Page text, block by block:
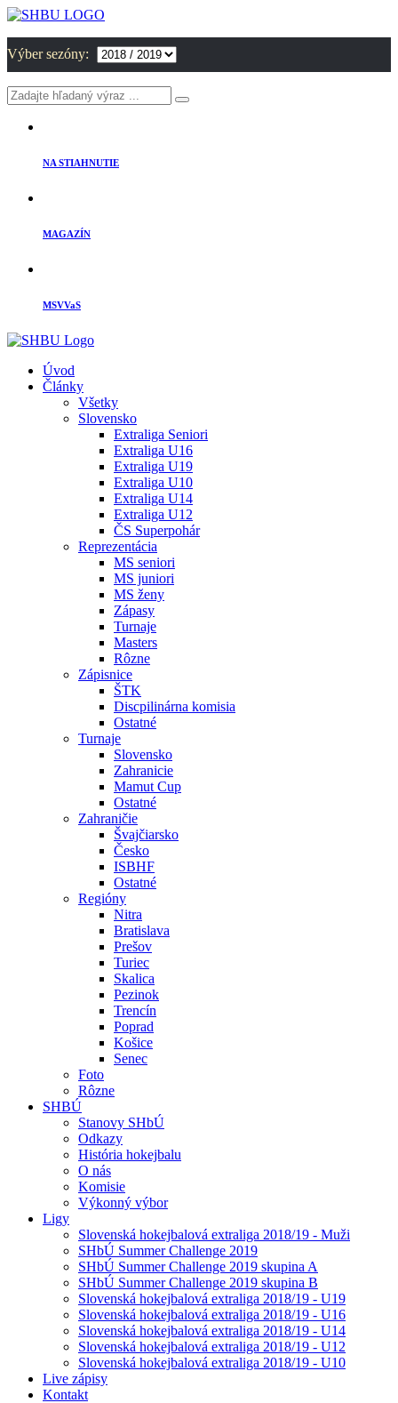
Výber sezóny:
NA STIAHNUTIE
MAGAZÍN
MSVVaS
Úvod
Články
Všetky
Slovensko
Extraliga Seniori
Extraliga U16
Extraliga U19
Extraliga U10
Extraliga U14
Extraliga U12
ČS Superpohár
Reprezentácia
MS seniori
MS juniori
MS ženy
Zápasy
Turnaje
Masters
Rôzne
Zápisnice
ŠTK
Discpilinárna komisia
Ostatné
Turnaje
Slovensko
Zahranicie
Mamut Cup
Ostatné
Zahraničie
Švajčiarsko
Česko
ISBHF
Ostatné
Regióny
Nitra
Bratislava
Prešov
Turiec
Skalica
Pezinok
Trencín
Poprad
Košice
Senec
Foto
Rôzne
SHBÚ
Stanovy SHbÚ
Odkazy
História hokejbalu
O nás
Komisie
Výkonný výbor
Ligy
Slovenská hokejbalová extraliga 2018/19 - Muži
SHbÚ Summer Challenge 2019
SHbÚ Summer Challenge 2019 skupina A
SHbÚ Summer Challenge 2019 skupina B
Slovenská hokejbalová extraliga 2018/19 - U19
Slovenská hokejbalová extraliga 2018/19 - U16
Slovenská hokejbalová extraliga 2018/19 - U14
Slovenská hokejbalová extraliga 2018/19 - U12
Slovenská hokejbalová extraliga 2018/19 - U10
Live zápisy
Kontakt